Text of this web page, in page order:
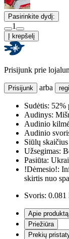
Pasirinkite dydį:
1
Į krepšelį
Prisijunk prie
Prisijunk arba
Sudėtis: 52%
Audinys:
Audinio
Audinio
Siūlų
Užsegimas:
Pasiūta:
!Dėmesio!:
skirtis nuo
Svoris: 0.081
Apie produktą
Priežiūra
Prekių